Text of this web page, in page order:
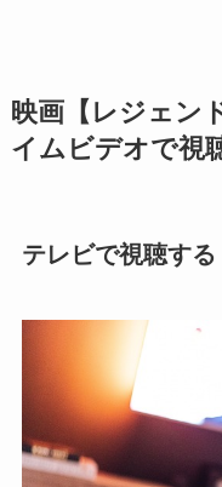
映画【レジェン
イムビデオで視
テレビで視聴する